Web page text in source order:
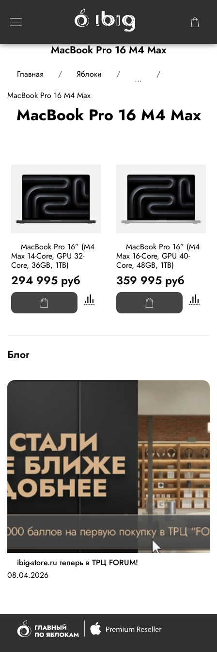
MacBook Pro 16 M4 Max
Главная Яблоки
...
MacBook Pro 16 M4 Max
MacBook Pro 16 M4 Max
MacBook Pro 16” (M4
Max 14-Core, GPU 32-
Core, 36GB, 1TB)
294 995 руб
MacBook Pro 16” (M4
Max 16-Core, GPU 40-
Core, 48GB, 1TB)
359 995 руб
Блог
ibig-store.ru теперь в ТРЦ FORUM!
08.04.2026